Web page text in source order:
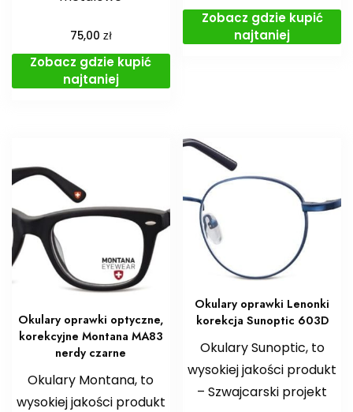
75,00 zł
Zobacz gdzie kupić
najtaniej
Zobacz gdzie kupić
najtaniej
Okulary oprawki optyczne,
korekcyjne Montana MA83
nerdy czarne
Okulary Montana, to
wysokiej jakości produkt
Okulary oprawki Lenonki
korekcja Sunoptic 603D
Okulary Sunoptic, to
wysokiej jakości produkt
– Szwajcarski projekt